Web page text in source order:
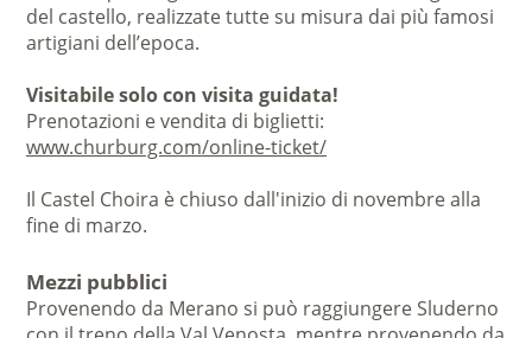
del castello, realizzate tutte su misura dai più famosi
artigiani dell’epoca.
Visitabile solo con visita guidata!
Prenotazioni e vendita di biglietti:
www.churburg.com/online-ticket/
Il Castel Choira è chiuso dall'inizio di novembre alla
fine di marzo.
Mezzi pubblici
Provenendo da Merano si può raggiungere Sluderno